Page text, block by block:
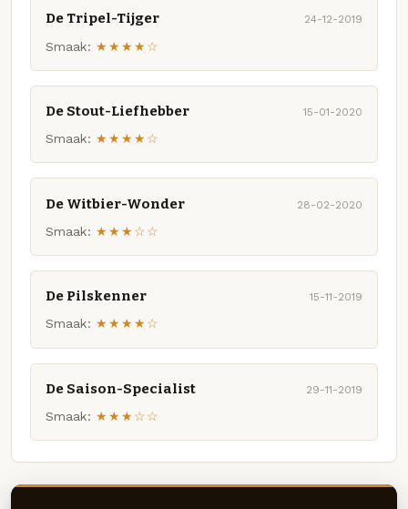
De Tripel-Tijger 24-12-2019
Smaak: ★★★★☆
De Stout-Liefhebber 15-01-2020
Smaak: ★★★★☆
De Witbier-Wonder 28-02-2020
Smaak: ★★★☆☆
De Pilskenner 15-11-2019
Smaak: ★★★★☆
De Saison-Specialist 29-11-2019
Smaak: ★★★☆☆